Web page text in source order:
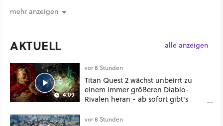
mehr anzeigen
AKTUELL alle anzeigen
4:09
vor 8 Stunden
Titan Quest 2 wächst unbeirrt zu
einem immer größeren Diablo-
Rivalen heran - ab sofort gibt's
Klasse
vor 8 Stunden